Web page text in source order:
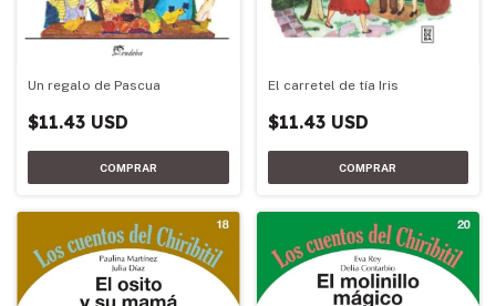
Un regalo de Pascua
$11.43 USD
El carretel de tía Iris
$11.43 USD